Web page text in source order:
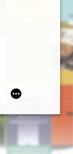
XVIII i XIX w